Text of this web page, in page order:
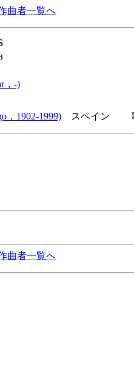
曲者一覧へ
，-)
，1902-1999) スペイン 歌
曲者一覧へ